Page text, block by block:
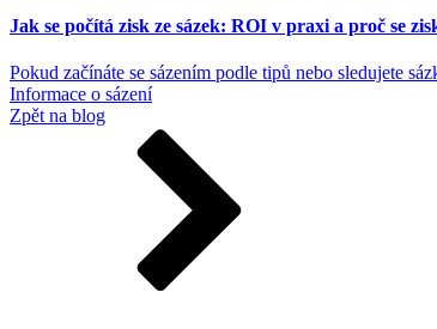
Jak se počítá zisk ze sázek: ROI v praxi a proč se
Pokud začínáte se sázením podle tipů nebo sledujete
Informace o sázení
Zpět na blog